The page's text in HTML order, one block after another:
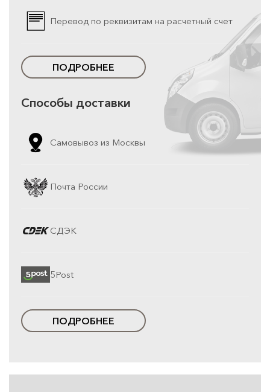
Перевод по реквизитам на расчетный счет
ПОДРОБНЕЕ
Способы доставки
Самовывоз из Москвы
Почта России
СДЭК
5Post
ПОДРОБНЕЕ